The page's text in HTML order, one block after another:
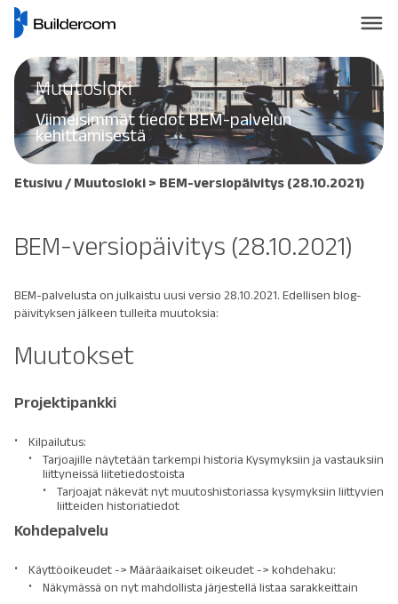
Muutosloki
Viimeisimmät tiedot BEM-palvelun
kehittämisestä
Etusivu /Muutosloki > BEM-versiopäivitys (28.10.2021)
BEM-versiopäivitys (28.10.2021)
BEM-palvelusta on julkaistu uusi versio 28.10.2021. Edellisen blog-
päivityksen jälkeen tulleita muutoksia:
Muutokset
Projektipankki
Kilpailutus:
Tarjoajille näytetään tarkempi historia Kysymyksiin ja vastauksiin
liittyneissä liitetiedostoista
Tarjoajat näkevät nyt muutoshistoriassa kysymyksiin liittyvien
liitteiden historiatiedot
Kohdepalvelu
Käyttöoikeudet -> Määräaikaiset oikeudet -> kohdehaku:
Näkymässä on nyt mahdollista järjestellä listaa sarakkeittain